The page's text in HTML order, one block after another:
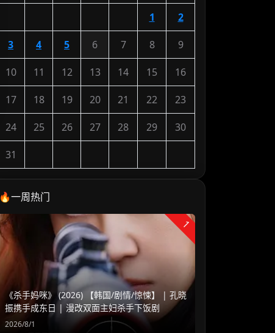
1 2
3 4 5 6 7 8 9
10 11 12 13 14 15 16
17 18 19 20 21 22 23
24 25 26 27 28 29 30
31
🔥一周热门
1
《杀手妈咪》 (2026) 【韩国/剧情/惊悚】 | 孔晓
振携手成东日 | 漫改双面主妇杀手下饭剧
2026/8/1